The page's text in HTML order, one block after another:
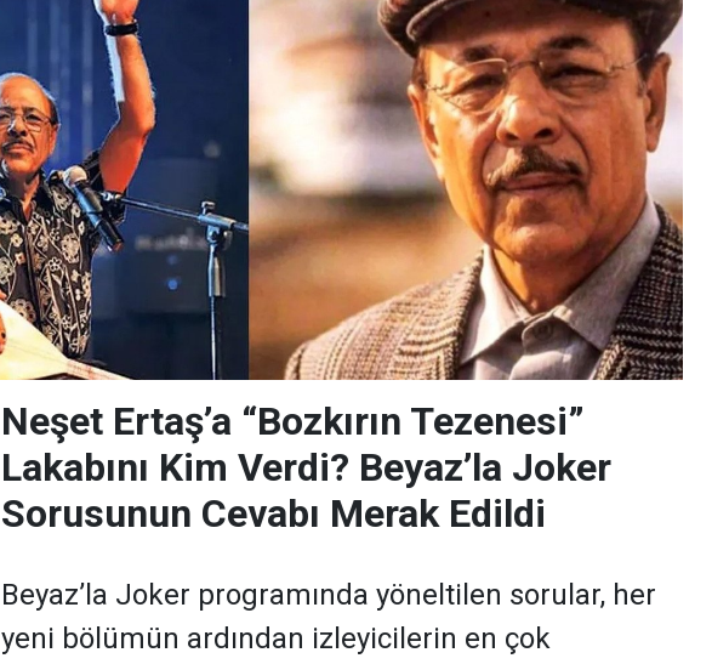
Neşet Ertaş’a “Bozkırın Tezenesi”
Lakabını Kim Verdi? Beyaz’la Joker
Sorusunun Cevabı Merak Edildi
Beyaz’la Joker programında yöneltilen sorular, her
yeni bölümün ardından izleyicilerin en çok